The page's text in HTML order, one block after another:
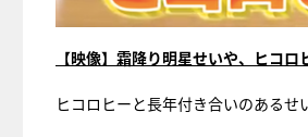
【映像】霜降り明星せいや、ヒコ
ヒコロヒーと長年付き合いのあるせ